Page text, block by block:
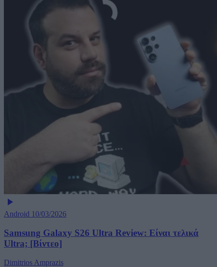
Android 10/03/2026
Samsung Galaxy S26 Ultra Review: Είναι τελικά
Ultra; [Βίντεο]
Dimitrios Amprazis